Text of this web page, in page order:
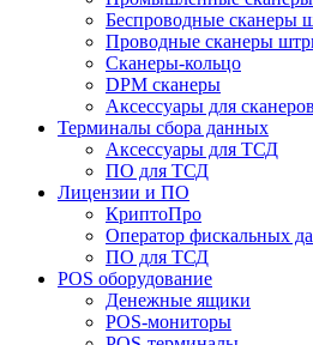
Беспроводные сканеры
Проводные сканеры
Сканеры-кольцо
DPM сканеры
Аксессуары для
Терминалы сбора данных
Аксессуары для ТСД
ПО для ТСД
Лицензии и ПО
КриптоПро
Оператор фискальных
ПО для ТСД
POS оборудование
Денежные ящики
POS-мониторы